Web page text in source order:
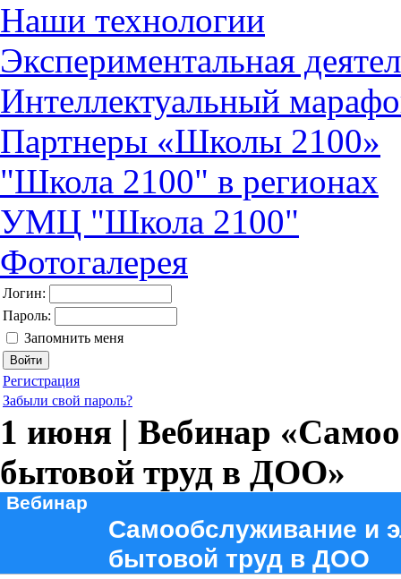
Наши технологии
Экспериментальная
Интеллектуальный
Партнеры «Школы 2100»
"Школа 2100" в регионах
УМЦ "Школа 2100"
Фотогалерея
Логин:
Пароль:
Запомнить меня
Регистрация
Забыли свой пароль?
1 июня | Вебинар
бытовой труд в ДОО»
Вебинар
Самообслуживание и
бытовой труд в ДОО